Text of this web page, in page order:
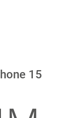
15